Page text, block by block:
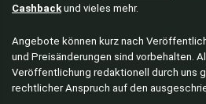
Cashbackund vieles mehr.
Angebote können kurz nach
und Preisänderungen sind vorbehalten.
Veröffentlichung redaktionell durch uns
rechtlicher Anspruch auf den